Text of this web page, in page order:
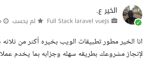
الخير ع.
لم يحسب
انا الخير مطور تطبيقات الويب بخيره أكثر من
لإنجاز مشروعك بطريقه سهله وجزابه بما يخدم